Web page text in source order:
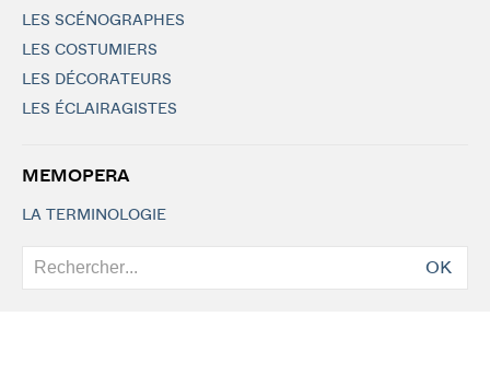
LES SCÉNOGRAPHES
LES COSTUMIERS
LES DÉCORATEURS
LES ÉCLAIRAGISTES
MEMOPERA
LA TERMINOLOGIE
OK